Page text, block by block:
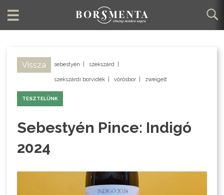
Vissza sebestyén szekszárd
szekszárdi borvidék vörösbor zweigelt
TESZTELÜNK
Sebestyén Pince: Indigó
2024